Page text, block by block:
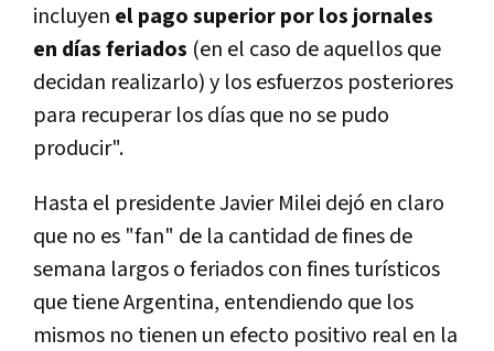
incluyen el pago superior por los jornales
en días feriados (en el caso de aquellos que
decidan realizarlo) y los esfuerzos posteriores
para recuperar los días que no se pudo
producir".
Hasta el presidente Javier Milei dejó en claro
que no es "fan" de la cantidad de fines de
semana largos o feriados con fines turísticos
que tiene Argentina, entendiendo que los
mismos no tienen un efecto positivo real en la